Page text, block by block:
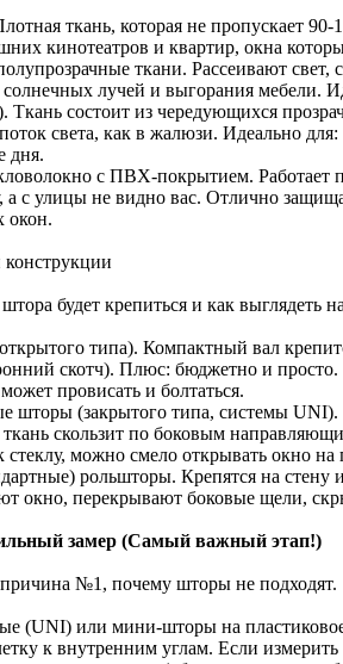
ткань, которая не пропускает
кинотеатров и квартир, окна
ткани. Рассеивают свет,
лучей и выгорания мебели.
Ткань состоит из чередующихся
света, как в жалюзи. Идеально
дня.
с ПВХ-покрытием. Работает
а с улицы не видно вас. Отлично
окон.
будет крепиться и как выглядеть
типа). Компактный вал
скотч). Плюс: бюджетно и
провисать и болтаться.
шторы (закрытого типа, системы
ткань скользит по боковым
стеклу, можно смело открывать окно
рольшторы. Крепятся на
окно, перекрывают боковые щели,
замер (Самый важный этап!)
№1, почему шторы не подходят.
(UNI) или мини-шторы на
к внутренним углам. Если измерить